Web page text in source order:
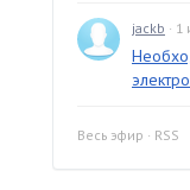
jackb ·
Весь эфир · RSS